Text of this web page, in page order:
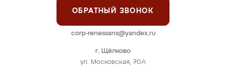
г. Щёлково
ул. Московская, 70А
ОБРАТНЫЙ ЗВОНОК
corp-renessans@yandex.ru